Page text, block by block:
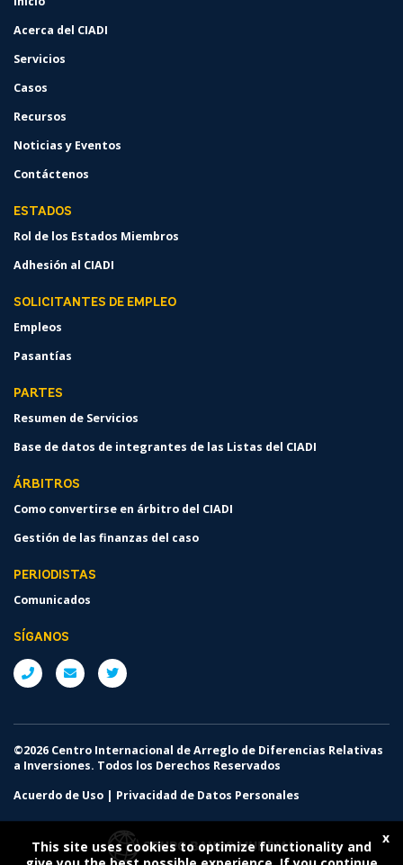
Acerca del CIADI
Servicios
Casos
Recursos
Noticias y Eventos
Contáctenos
ESTADOS
Rol de los Estados Miembros
Adhesión al CIADI
SOLICITANTES DE EMPLEO
Empleos
Pasantías
PARTES
Resumen de Servicios
Base de datos de integrantes de las Listas del CIADI
ÁRBITROS
Como convertirse en árbitro del CIADI
Gestión de las finanzas del caso
PERIODISTAS
Comunicados
SÍGANOS
x
This site uses cookies to optimize functionality and
©2026 Centro Internacional de Arreglo de Diferencias Relativas
a Inversiones. Todos los Derechos Reservados
Acuerdo de Uso | Privacidad de Datos Personales